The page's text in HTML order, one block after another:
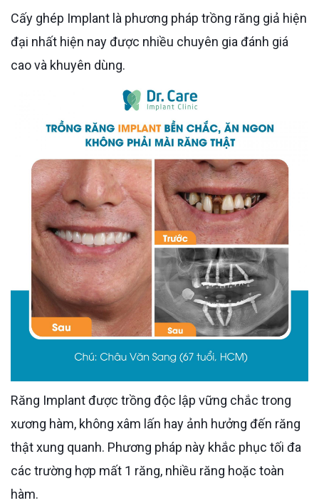
Cấy ghép Implant là phương pháp trồng răng giả hiện
đại nhất hiện nay được nhiều chuyên gia đánh giá
cao và khuyên dùng.
Răng Implant được trồng độc lập vững chắc trong
xương hàm, không xâm lấn hay ảnh hưởng đến răng
thật xung quanh. Phương pháp này khắc phục tối đa
các trường hợp mất 1 răng, nhiều răng hoặc toàn
hàm.